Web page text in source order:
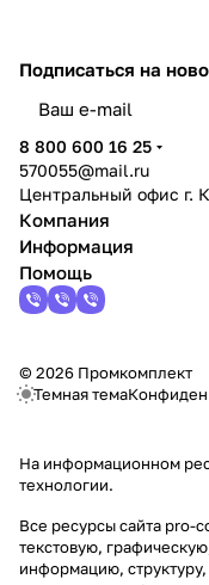
Подписаться на
8 800 600 16 25
570055@mail.ru
Центральный офис г.
Компания
Информация
Помощь
© 2026 Промкомплект
Темная тема
На информационном
технологии.
Все ресурсы сайта pro-
текстовую,
информацию,